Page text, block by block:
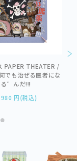
PAPER THEATER /
でも治ぜる医者にな
る゛んだ!!!
円(税込)